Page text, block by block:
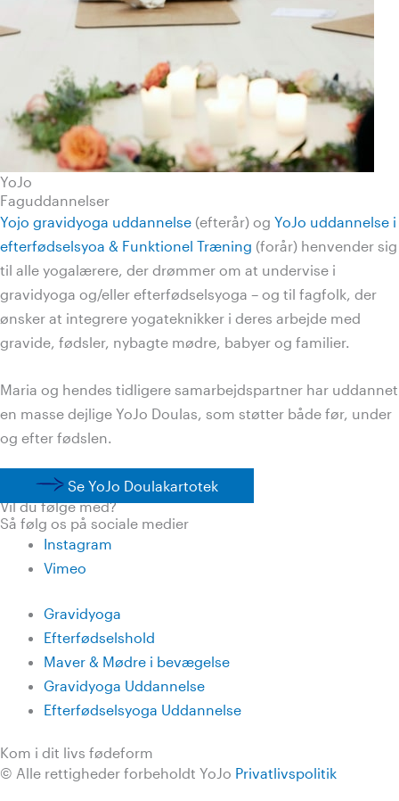
YoJo
Faguddannelser
Yojo gravidyoga uddannelse (efterår) og YoJo uddannelse i
efterfødselsyoa & Funktionel Træning (forår) henvender sig
til alle yogalærere, der drømmer om at undervise i
gravidyoga og/eller efterfødselsyoga – og til fagfolk, der
ønsker at integrere yogateknikker i deres arbejde med
gravide, fødsler, nybagte mødre, babyer og familier.
Maria og hendes tidligere samarbejdspartner har uddannet
en masse dejlige YoJo Doulas, som støtter både før, under
og efter fødslen.
Se YoJo Doulakartotek
Vil du følge med?
Så følg os på sociale medier
Instagram
Vimeo
Gravidyoga
Efterfødselshold
Maver & Mødre i bevægelse
Gravidyoga Uddannelse
Efterfødselsyoga Uddannelse
Kom i dit livs fødeform
© Alle rettigheder forbeholdt YoJo Privatlivspolitik